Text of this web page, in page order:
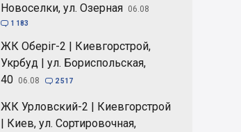
Новоселки, ул. Озерная 06.08
 1 183
ЖК Оберіг-2 | Киевгорстрой,
Укрбуд | ул. Бориспольская,
40 06.08  2 517
ЖК Урловский-2 | Киевгорстрой
| Киев, ул. Сортировочная,